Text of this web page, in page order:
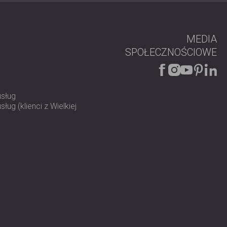
(klienci z Wielkiej
MEDIA
SPOŁECZNOŚCIOWE